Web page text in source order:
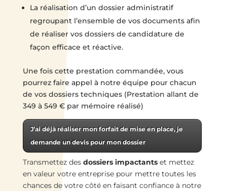
La réalisation d’un dossier administratif
regroupant l’ensemble de vos documents afin
de réaliser vos dossiers de candidature de
façon efficace et réactive.
Une fois cette prestation commandée, vous
pourrez faire appel à notre équipe pour chacun
de vos dossiers techniques (Prestation allant de
349 à 549 € par mémoire réalisé)
J’ai déjà réaliser mon forfait de mise en place, je
demande un devis pour mon dossier
Transmettez des dossiers impactantset mettez
en valeur votre entreprise pour mettre toutes les
chances de votre côté en faisant confiance à notre